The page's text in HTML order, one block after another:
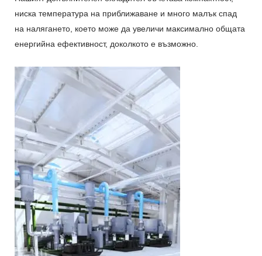
ниска температура на приближаване и много малък спад
на налягането, което може да увеличи максимално общата
енергийна ефективност, доколкото е възможно.